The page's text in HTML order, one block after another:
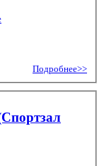
Подробнее>>